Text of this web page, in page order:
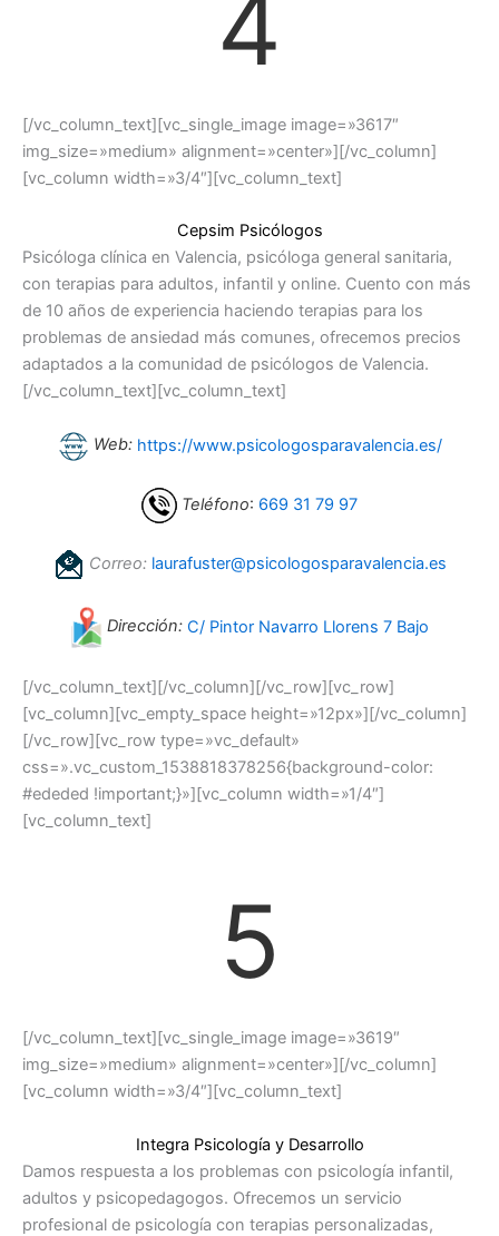
4
[/vc_column_text][vc_single_image image=»3617″
img_size=»medium» alignment=»center»][/vc_column]
[vc_column width=»3/4″][vc_column_text]
Cepsim Psicólogos
Psicóloga clínica en Valencia, psicóloga general sanitaria,
con terapias para adultos, infantil y online. Cuento con más
de 10 años de experiencia haciendo terapias para los
problemas de ansiedad más comunes, ofrecemos precios
adaptados a la comunidad de psicólogos de Valencia.
[/vc_column_text][vc_column_text]
Web: https://www.psicologosparavalencia.es/
Teléfono: 669 31 79 97
Correo: laurafuster@psicologosparavalencia.es
Dirección: C/ Pintor Navarro Llorens 7 Bajo
[/vc_column_text][/vc_column][/vc_row][vc_row]
[vc_column][vc_empty_space height=»12px»][/vc_column]
[/vc_row][vc_row type=»vc_default»
css=».vc_custom_1538818378256{background-color:
#ededed !important;}»][vc_column width=»1/4″]
[vc_column_text]
5
[/vc_column_text][vc_single_image image=»3619″
img_size=»medium» alignment=»center»][/vc_column]
[vc_column width=»3/4″][vc_column_text]
Integra Psicología y Desarrollo
Damos respuesta a los problemas con psicología infantil,
adultos y psicopedagogos. Ofrecemos un servicio
profesional de psicología con terapias personalizadas,